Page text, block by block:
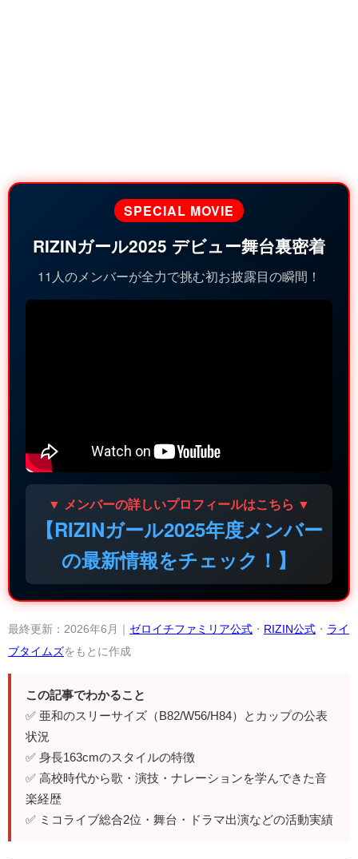
SPECIAL MOVIE
RIZINガール2025 デビュー舞台裏密着
11人のメンバーが全力で挑む初お披露目の瞬間！
▼ メンバーの詳しいプロフィールはこちら ▼
【RIZINガール2025年度メンバー
の最新情報をチェック！】
最終更新：2026年6月｜ ゼロイチファミリア公式 ・ RIZIN公式 ・ ライ
ブタイムズをもとに作成
この記事でわかること
✅ 亜和のスリーサイズ（B82/W56/H84）とカップの公表
状況
✅ 身長163cmのスタイルの特徴
✅ 高校時代から歌・演技・ナレーションを学んできた音
楽経歴
✅ ミコライブ総合2位・舞台・ドラマ出演などの活動実績